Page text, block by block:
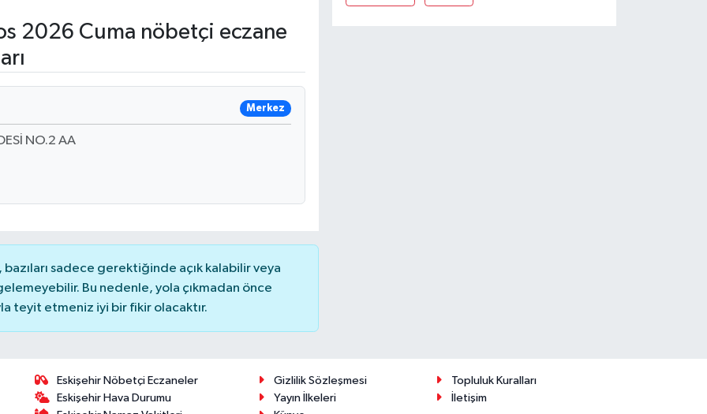
2026 Cuma nöbetçi eczane
Merkez
NO.2 AA
sadece gerektiğinde açık kalabilir veya
Bu nedenle, yola çıkmadan önce
teyit etmeniz iyi bir fikir olacaktır.
Eskişehir Nöbetçi Eczaneler
Eskişehir Hava Durumu
Gizlilik Sözleşmesi
Topluluk Kuralları
Yayın İlkeleri
İletişim